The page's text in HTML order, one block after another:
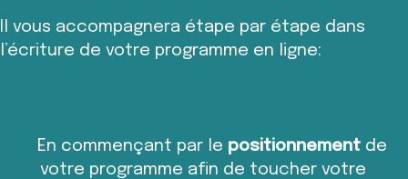
Il vous accompagnera étape par étape dans
l’écriture de votre programme en ligne:
En commençant par le positionnement de
votre programme afin de toucher votre